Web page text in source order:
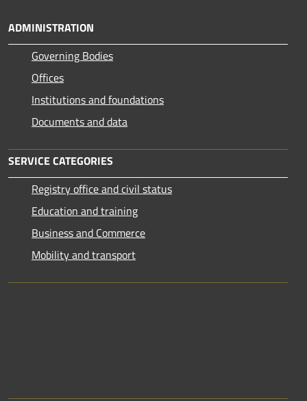
ADMINISTRATION
Governing Bodies
Offices
Institutions and foundations
Documents and data
SERVICE CATEGORIES
Registry office and civil status
Education and training
Business and Commerce
Mobility and transport